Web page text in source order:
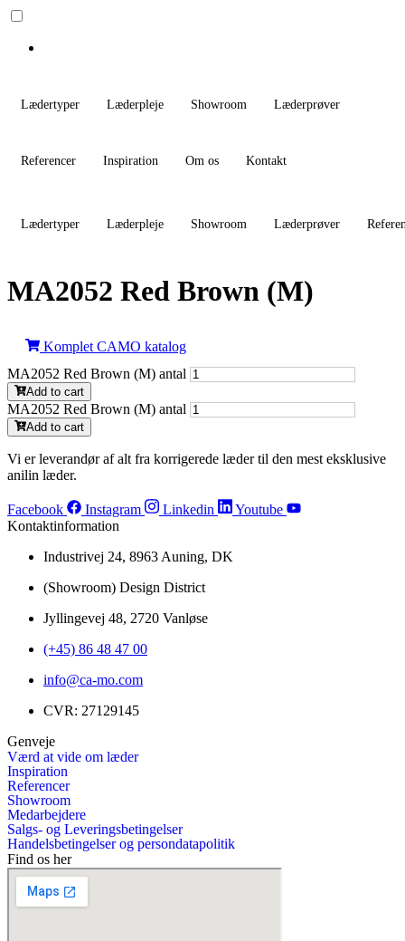
Lædertyper Læderpleje Showroom Læderprøver
Referencer Inspiration Om os Kontakt
Lædertyper Læderpleje Showroom Læderprøver
MA2052 Red Brown (M)
Komplet CAMO katalog
MA2052 Red Brown (M) antal
Add to cart
MA2052 Red Brown (M) antal
Add to cart
Vi er leverandør af alt fra korrigerede læder til den mest eksklusive
anilin læder.
Facebook Instagram Linkedin
Youtube
Kontaktinformation
Industrivej 24, 8963 Auning, DK
(Showroom) Design District
Jyllingevej 48, 2720 Vanløse
(+45) 86 48 47 00
info@ca-mo.com
CVR: 27129145
Genveje
Værd at vide om læder
Inspiration
Referencer
Showroom
Medarbejdere
Salgs- og Leveringsbetingelser
Handelsbetingelser og persondatapolitik
Find os her